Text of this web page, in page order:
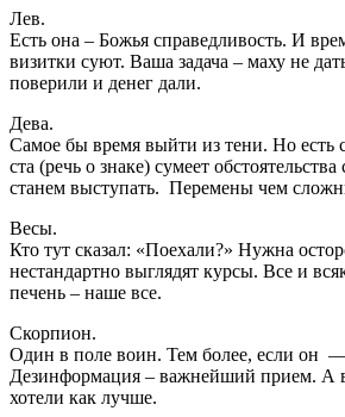
Лев.
Есть она – Божья справедливость. И
визитки суют. Ваша задача – маху не
поверили и денег дали.
Дева.
Самое бы время выйти из тени. Но есть
ста (речь о знаке) сумеет
станем выступать. Перемены чем
Весы.
Кто тут сказал: «Поехали?» Нужна
нестандартно выглядят курсы. Все и
печень – наше все.
Скорпион.
Один в поле воин. Тем более, если он —
Дезинформация – важнейший прием. А
хотели как лучше.